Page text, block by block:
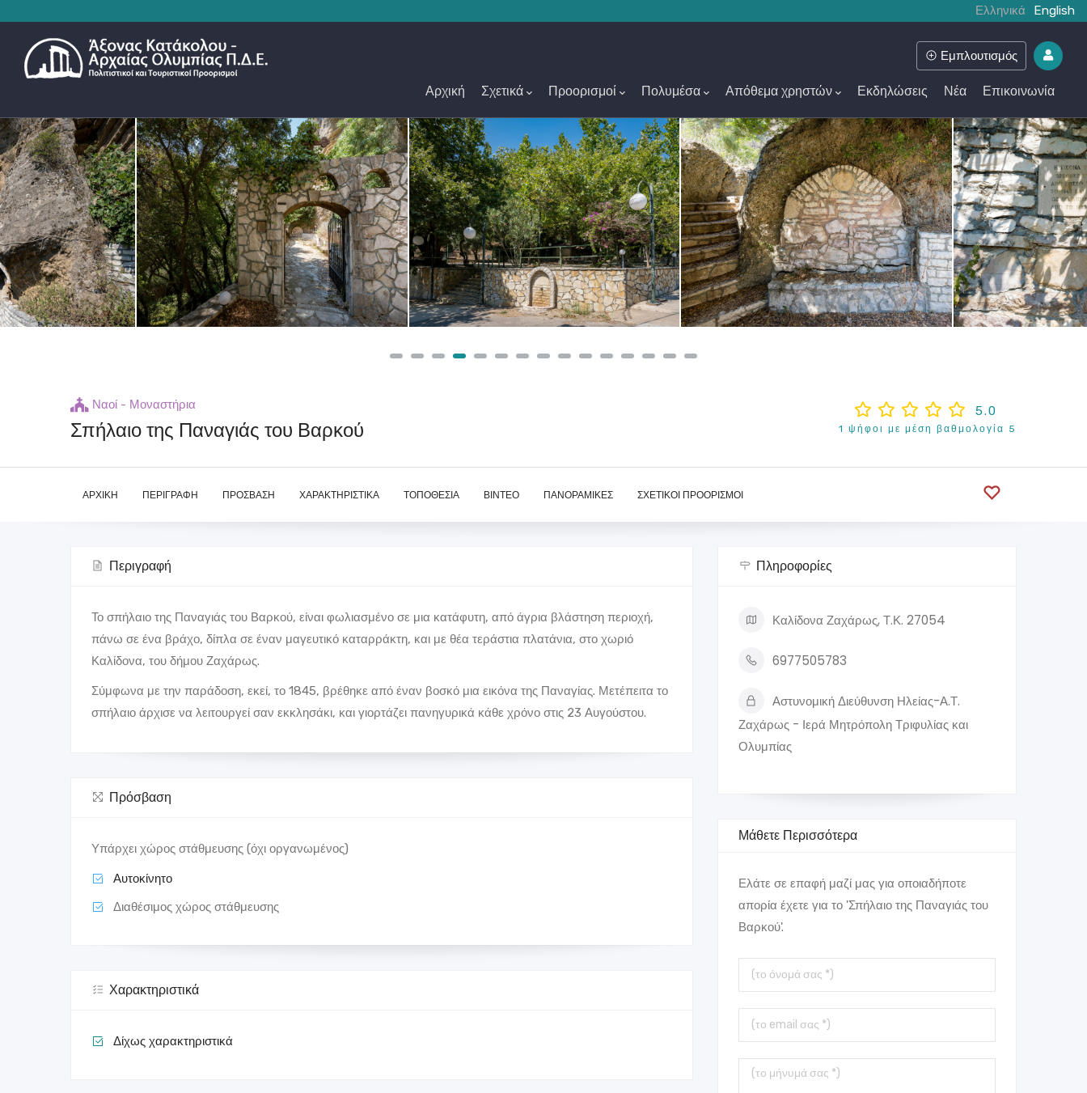
Ελληνικά English
Αρχική Σχετικά Προορισμοί Πολυμέσα Απόθεμα χρηστών Εκδηλώσεις Νέα Επικοινωνία
Εμπλουτισμός
Ναοί - Μοναστήρια
Σπήλαιο της Παναγιάς του Βαρκού
5.0
1 ψήφοι με μέση βαθμολογία 5
ΑΡΧΙΚΉ ΠΕΡΙΓΡΑΦΉ ΠΡΌΣΒΑΣΗ ΧΑΡΑΚΤΗΡΙΣΤΙΚΆ ΤΟΠΟΘΕΣΊΑ ΒΊΝΤΕΟ ΠΑΝΟΡΑΜΙΚΈΣ ΣΧΕΤΙΚΟΊ ΠΡΟΟΡΙΣΜΟΊ
Περιγραφή
Το σπήλαιο της Παναγιάς του Βαρκού, είναι φωλιασμένο σε μια κατάφυτη, από άγρια βλάστηση περιοχή,
πάνω σε ένα βράχο, δίπλα σε έναν μαγευτικό καταρράκτη, και με θέα τεράστια πλατάνια, στο χωριό
Καλίδονα, του δήμου Ζαχάρως.
Σύμφωνα με την παράδοση, εκεί, το 1845, βρέθηκε από έναν βοσκό μια εικόνα της Παναγίας. Μετέπειτα το
σπήλαιο άρχισε να λειτουργεί σαν εκκλησάκι, και γιορτάζει πανηγυρικά κάθε χρόνο στις 23 Αυγούστου.
Πρόσβαση
Υπάρχει χώρος στάθμευσης (όχι οργανωμένος)
Αυτοκίνητο
Διαθέσιμος χώρος στάθμευσης
Χαρακτηριστικά
Δίχως χαρακτηριστικά
Πληροφορίες
Καλίδονα Ζαχάρως, Τ.Κ. 27054
6977505783
Αστυνομική Διεύθυνση Ηλείας-Α.Τ.
Ζαχάρως - Ιερά Μητρόπολη Τριφυλίας και
Ολυμπίας
Μάθετε Περισσότερα
Ελάτε σε επαφή μαζί μας για οποιαδήποτε
απορία έχετε για το 'Σπήλαιο της Παναγιάς του
Βαρκού'.
όνομά
σας
Email
σας